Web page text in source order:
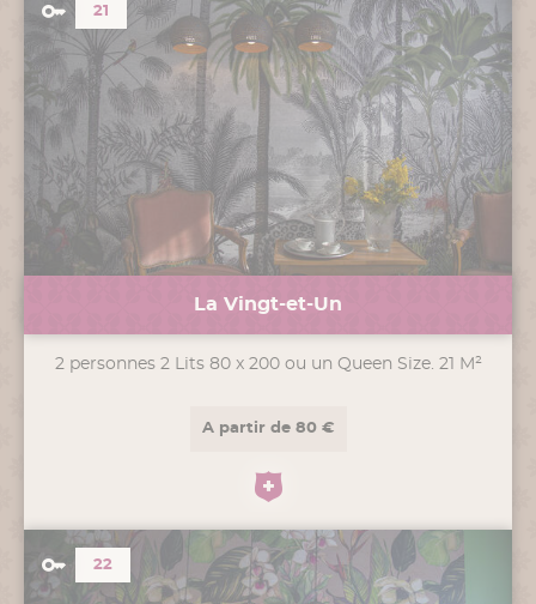
21
La Vingt-et-Un
2 personnes 2 Lits 80 x 200 ou un Queen Size. 21 M²
A partir de 80 €
22